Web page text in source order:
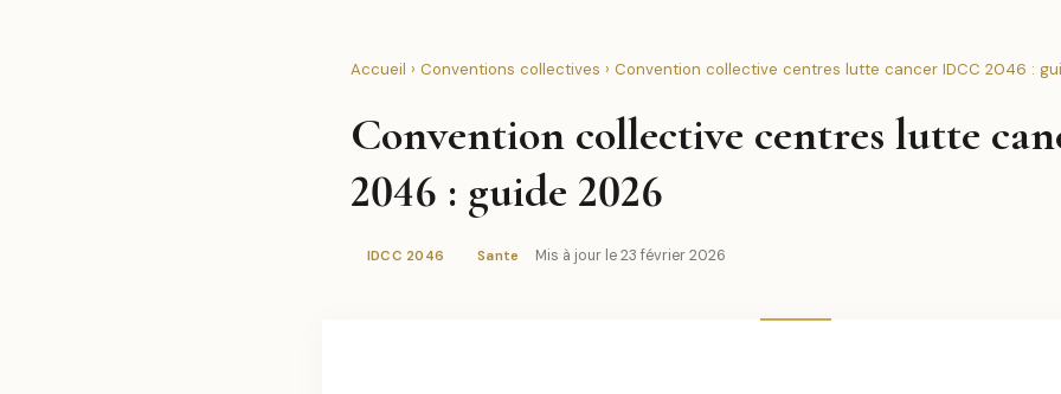
Accueil › Conventions collectives › Convention collective centres lutte cancer IDCC 2046 :
Convention collective centres lutte
2046 : guide 2026
IDCC 2046 Sante Mis à jour le 23 février 2026